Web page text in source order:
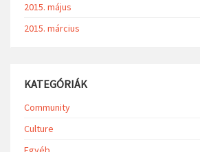
2015. május
2015. március
KATEGÓRIÁK
Community
Culture